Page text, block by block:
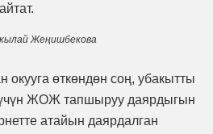
Жеңишбекова
өткөндөн соң, убакытты
үчүн ЖОЖ тапшыруу даярдыгын
атайын даярдалган